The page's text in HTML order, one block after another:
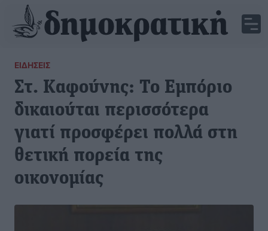
ΕΙΔΉΣΕΙΣ
Στ. Καφούνης: Το Εμπόριο
δικαιούται περισσότερα
γιατί προσφέρει πολλά στη
θετική πορεία της
οικονομίας